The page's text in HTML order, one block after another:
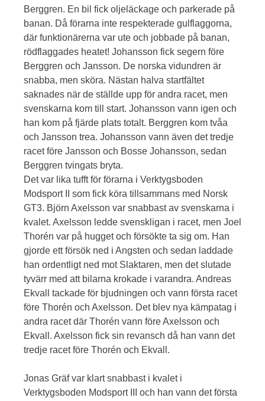
Berggren. En bil fick oljeläckage och parkerade på
banan. Då förarna inte respekterade gulflaggorna,
där funktionärerna var ute och jobbade på banan,
rödflaggades heatet! Johansson fick segern före
Berggren och Jansson. De norska vidundren är
snabba, men sköra. Nästan halva startfältet
saknades när de ställde upp för andra racet, men
svenskarna kom till start. Johansson vann igen och
han kom på fjärde plats totalt. Berggren kom tvåa
och Jansson trea. Johansson vann även det tredje
racet före Jansson och Bosse Johansson, sedan
Berggren tvingats bryta.
Det var lika tufft för förarna i Verktygsboden
Modsport II som fick köra tillsammans med Norsk
GT3. Björn Axelsson var snabbast av svenskarna i
kvalet. Axelsson ledde svenskligan i racet, men Joel
Thorén var på hugget och försökte ta sig om. Han
gjorde ett försök ned i Angsten och sedan laddade
han ordentligt ned mot Slaktaren, men det slutade
tyvärr med att bilarna krokade i varandra. Andreas
Ekvall tackade för bjudningen och vann första racet
före Thorén och Axelsson. Det blev nya kämpatag i
andra racet där Thorén vann före Axelsson och
Ekvall. Axelsson fick sin revansch då han vann det
tredje racet före Thorén och Ekvall.
Jonas Gräf var klart snabbast i kvalet i
Verktygsboden Modsport III och han vann det första